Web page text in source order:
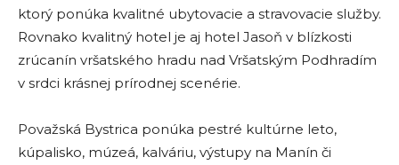
ktorý ponúka kvalitné ubytovacie a stravovacie služby.
Rovnako kvalitný hotel je aj hotel Jasoň v blízkosti
zrúcanín vršatského hradu nad Vršatským Podhradím
v srdci krásnej prírodnej scenérie.
Považská Bystrica ponúka pestré kultúrne leto,
kúpalisko, múzeá, kalváriu, výstupy na Manín či